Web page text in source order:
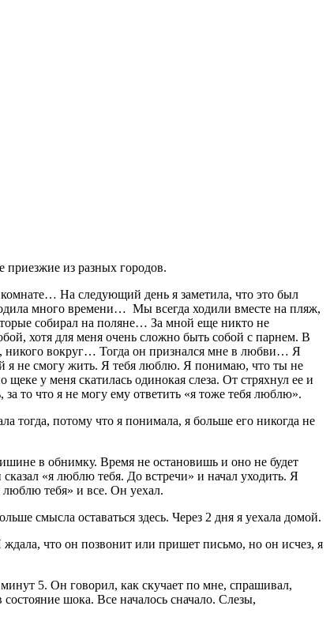
из разных городов.
На следующий день я заметила, что это был
много времени… Мы всегда ходили вместе на пляж,
собирал на поляне… За мной еще никто не
хотя для меня очень сложно быть собой с парнем. В
вокруг… Тогда он признался мне в любви… Я
я не смогу жить. Я тебя люблю. Я понимаю, что ты не
у меня скатилась одинокая слеза. От стряхнул ее и
то что я не могу ему ответить «я тоже тебя люблю».
тогда, потому что я понимала, я больше его никогда не
в обнимку. Время не остановишь и оно не будет
«я люблю тебя. До встречи» и начал уходить. Я
тебя» и все. Он уехал.
смысла оставаться здесь. Через 2 дня я уехала домой.
что он позвонит или пришет письмо, но он исчез, я
5. Он говорил, как скучает по мне, спрашивал,
шока. Все началось сначало. Слезы,